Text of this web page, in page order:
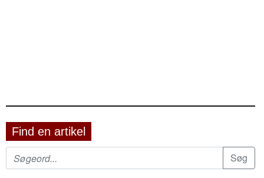
Find en artikel